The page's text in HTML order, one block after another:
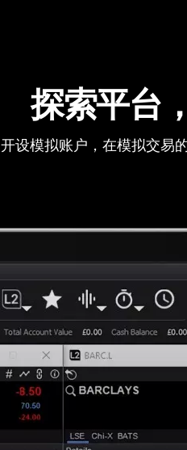
探索平台
开设模拟账户，在模拟交易